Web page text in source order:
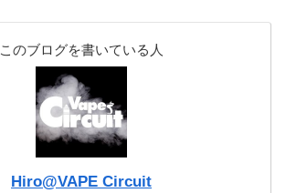
このブログを書いている人
Hiro@VAPE Circuit